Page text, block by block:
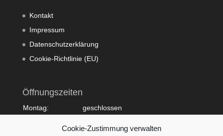
Cookie-Zustimmung verwalten
Kontakt
Impressum
Datenschutzerklärung
Cookie-Richtlinie (EU)
Öffnungszeiten
Montag:
geschlossen
09:00 - 18:00